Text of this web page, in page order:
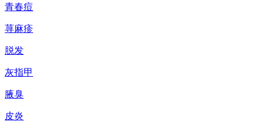
青春痘
荨麻疹
脱发
灰指甲
腋臭
皮炎